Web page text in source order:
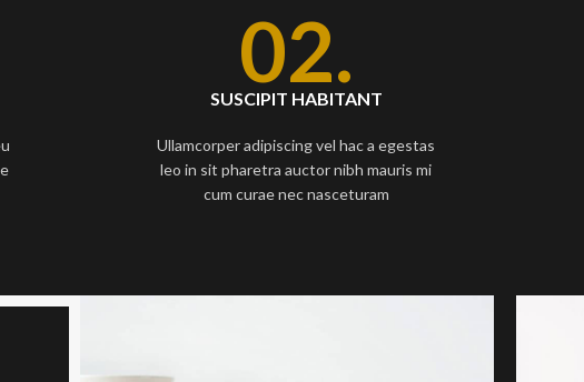
02.
SUSCIPIT HABITANT
Ullamcorper adipiscing vel hac a egestas
leo in sit pharetra auctor nibh mauris mi
cum curae nec nasceturam